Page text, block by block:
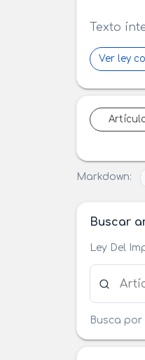
Texto
Ver ley
Markdown:
Buscar
Ley Del
Busca